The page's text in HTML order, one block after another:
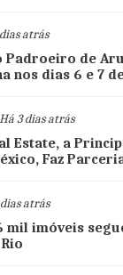
atrás
Padroeiro de
nos dias 6 e 7
3 dias atrás
Estate, a
Faz
atrás
mil imóveis